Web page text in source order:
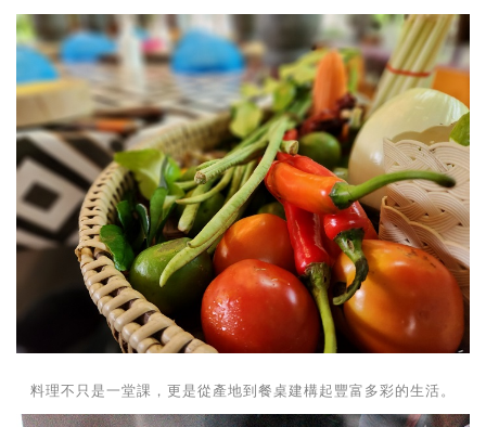
料理不只是一堂課，更是從產地到餐桌建構起豐富多彩的生活。